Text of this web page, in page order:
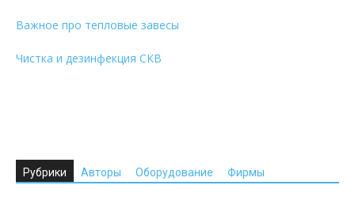
Важное про тепловые завесы
Чистка и дезинфекция СКВ
Рубрики Авторы Оборудование Фирмы